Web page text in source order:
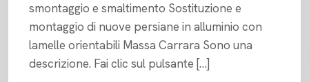
smontaggio e smaltimento Sostituzione e
montaggio di nuove persiane in alluminio con
lamelle orientabili Massa Carrara Sono una
descrizione. Fai clic sul pulsante […]